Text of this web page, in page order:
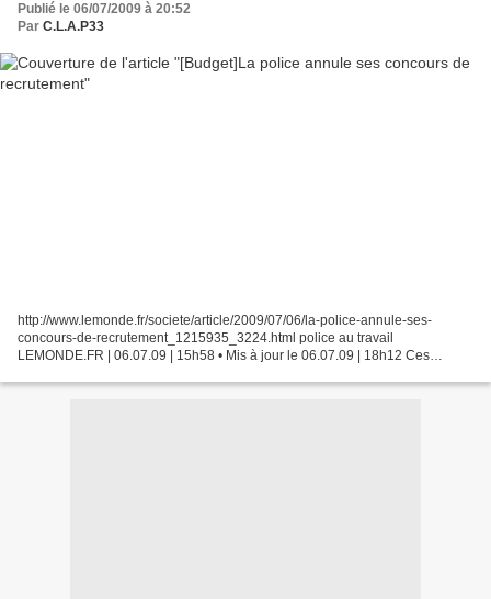
Publié le 06/07/2009 à 20:52
Par C.L.A.P33
http://www.lemonde.fr/societe/article/2009/07/06/la-police-annule-ses-
concours-de-recrutement_1215935_3224.html police au travail
LEMONDE.FR | 06.07.09 | 15h58 • Mis à jour le 06.07.09 | 18h12 Ces